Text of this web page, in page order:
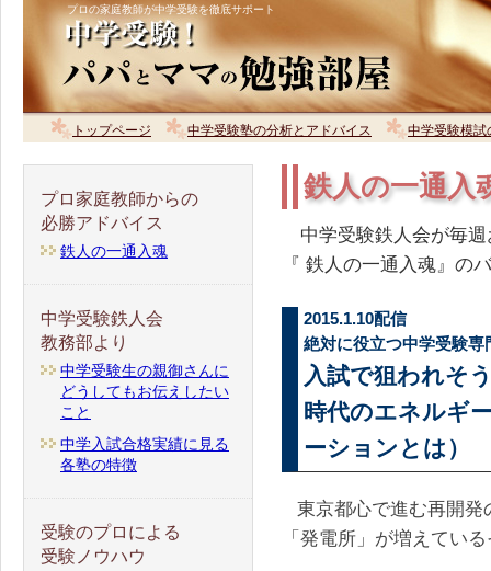
プロの家庭教師が中学受験を徹底サポート
トップページ 中学受験塾の分析とアドバイス 中学受験模試
鉄人の一通入
中学受験鉄人会が毎週
『 鉄人の一通入魂』の
2015.1.10配信
絶対に役立つ中学受験
入試で狙われそ
時代のエネルギ
ーションとは）
東京都心で進む再開
「発電所」が増えてい
プロ家庭教師からの
必勝アドバイス
鉄人の一通入魂
中学受験鉄人会
教務部より
中学受験生の親御さんに
どうしてもお伝えしたい
こと
中学入試合格実績に見る
各塾の特徴
受験のプロによる
受験ノウハウ